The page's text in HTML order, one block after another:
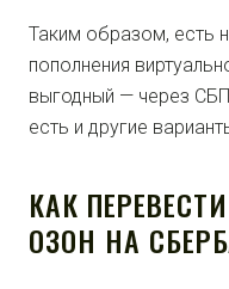
Таким образом, есть
пополнения
выгодный — через
есть и другие
КАК
ОЗОН НА